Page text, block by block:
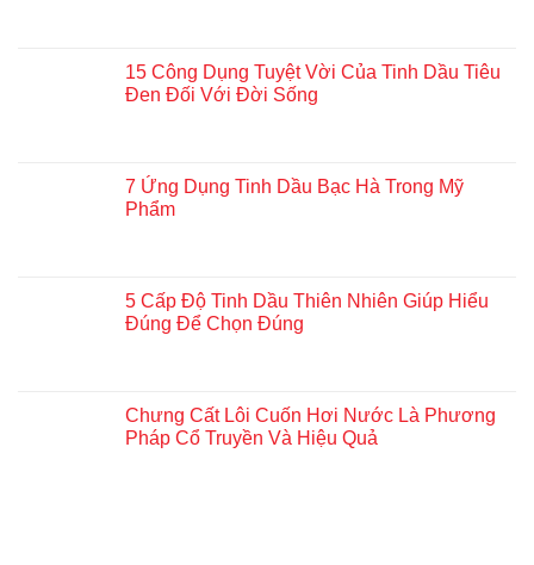
15 Công Dụng Tuyệt Vời Của Tinh Dầu Tiêu
Đen Đối Với Đời Sống
7 Ứng Dụng Tinh Dầu Bạc Hà Trong Mỹ
Phẩm
5 Cấp Độ Tinh Dầu Thiên Nhiên Giúp Hiểu
Đúng Để Chọn Đúng
Chưng Cất Lôi Cuốn Hơi Nước Là Phương
Pháp Cổ Truyền Và Hiệu Quả